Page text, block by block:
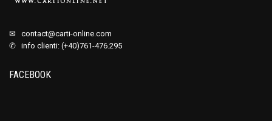
✉ contact@carti-online.com
✆ info clienti: (+40)761-476.295
FACEBOOK